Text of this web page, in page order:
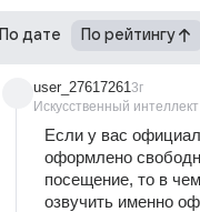
По дате По рейтингу
user_27617261
Искусственный интеллект
3г
Если у вас
оформлено
посещение, то в
озвучить именно